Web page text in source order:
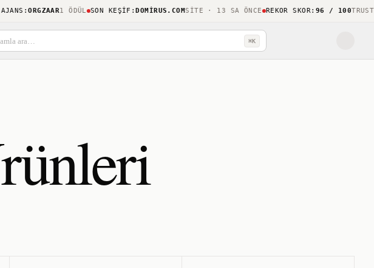
:ORGZAAR1 ÖDÜL SON KEŞIF:DOMIRUS.COMSITE · 13 SA ÖNCE REKOR SKOR:96 / 100
ara… ⌘K